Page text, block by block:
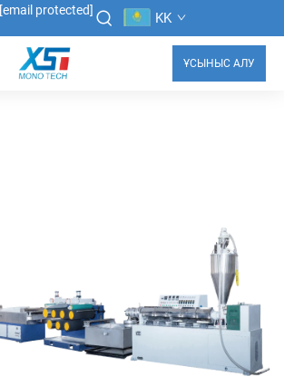
[email protected] KK
ҰСЫНЫС АЛУ